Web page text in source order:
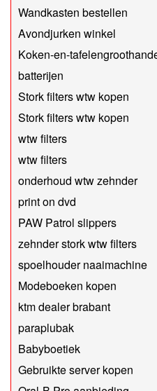
Wandkasten bestellen
Avondjurken winkel
Koken-en-
batterijen
Stork filters wtw kopen
Stork filters wtw kopen
wtw filters
wtw filters
onderhoud wtw zehnder
print on dvd
PAW Patrol slippers
zehnder stork wtw filters
spoelhouder naaimachine
Modeboeken kopen
ktm dealer brabant
paraplubak
Babyboetiek
Gebruikte server kopen